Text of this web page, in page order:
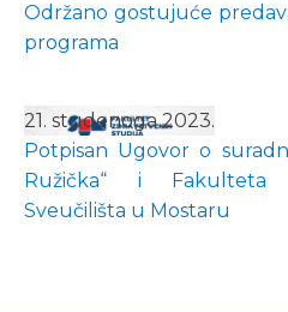
Održano gostujuće
programa
21. studenoga 2023.
Potpisan Ugovor o
Ružička“ i Fakulteta
Sveučilišta u Mostaru